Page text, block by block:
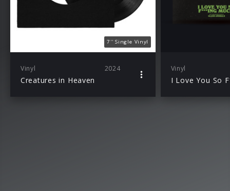
7'' Single Vinyl
Vinyl 2024
Creatures in Heaven
Vinyl